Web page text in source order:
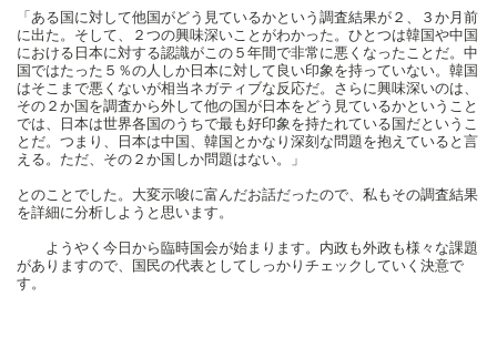
「ある国に対して他国がどう見ているかという調査結果が２、３か月前
に出た。そして、２つの興味深いことがわかった。ひとつは韓国や中国
における日本に対する認識がこの５年間で非常に悪くなったことだ。中
国ではたった５％の人しか日本に対して良い印象を持っていない。韓国
はそこまで悪くないが相当ネガティブな反応だ。さらに興味深いのは、
その２か国を調査から外して他の国が日本をどう見ているかということ
では、日本は世界各国のうちで最も好印象を持たれている国だというこ
とだ。つまり、日本は中国、韓国とかなり深刻な問題を抱えていると言
える。ただ、その２か国しか問題はない。」
とのことでした。大変示唆に富んだお話だったので、私もその調査結果
を詳細に分析しようと思います。
ようやく今日から臨時国会が始まります。内政も外政も様々な課題
がありますので、国民の代表としてしっかりチェックしていく決意で
す。